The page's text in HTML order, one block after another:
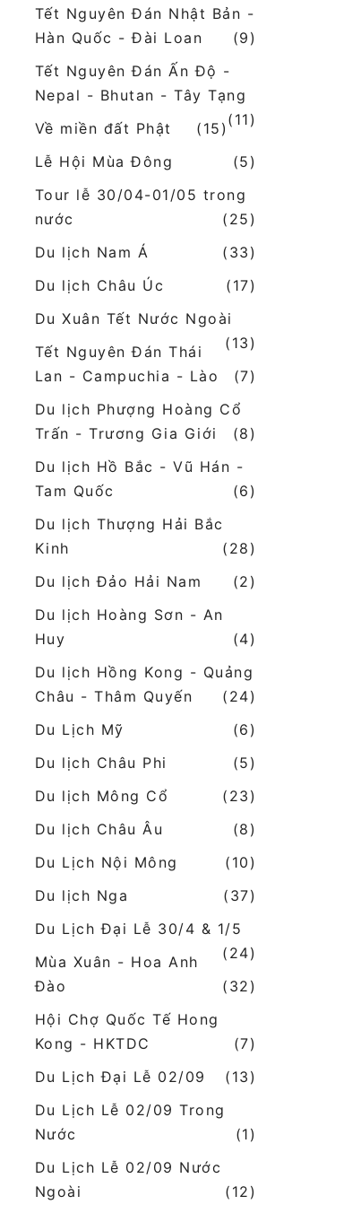
Tết Nguyên Đán Nhật Bản -
Hàn Quốc - Đài Loan
(9)
Tết Nguyên Đán Ấn Độ -
Nepal - Bhutan - Tây Tạng
(11)
Về miền đất Phật
(15)
Lễ Hội Mùa Đông
(5)
Tour lễ 30/04-01/05 trong
nước
(25)
Du lịch Nam Á
(33)
Du lịch Châu Úc
(17)
Du Xuân Tết Nước Ngoài
(13)
Tết Nguyên Đán Thái
Lan - Campuchia - Lào
(7)
Du lịch Phượng Hoàng Cổ
Trấn - Trương Gia Giới
(8)
Du lịch Hồ Bắc - Vũ Hán -
Tam Quốc
(6)
Du lịch Thượng Hải Bắc
Kinh
(28)
Du lịch Đảo Hải Nam
(2)
Du lịch Hoàng Sơn - An
Huy
(4)
Du lịch Hồng Kong - Quảng
Châu - Thâm Quyến
(24)
Du Lịch Mỹ
(6)
Du lịch Châu Phi
(5)
Du lịch Mông Cổ
(23)
Du lịch Châu Âu
(8)
Du Lịch Nội Mông
(10)
Du lịch Nga
(37)
Du Lịch Đại Lễ 30/4 & 1/5
(24)
Mùa Xuân - Hoa Anh
Đào
(32)
Hội Chợ Quốc Tế Hong
Kong - HKTDC
(7)
Du Lịch Đại Lễ 02/09
(13)
Du Lịch Lễ 02/09 Trong
Nước
(1)
Du Lịch Lễ 02/09 Nước
Ngoài
(12)